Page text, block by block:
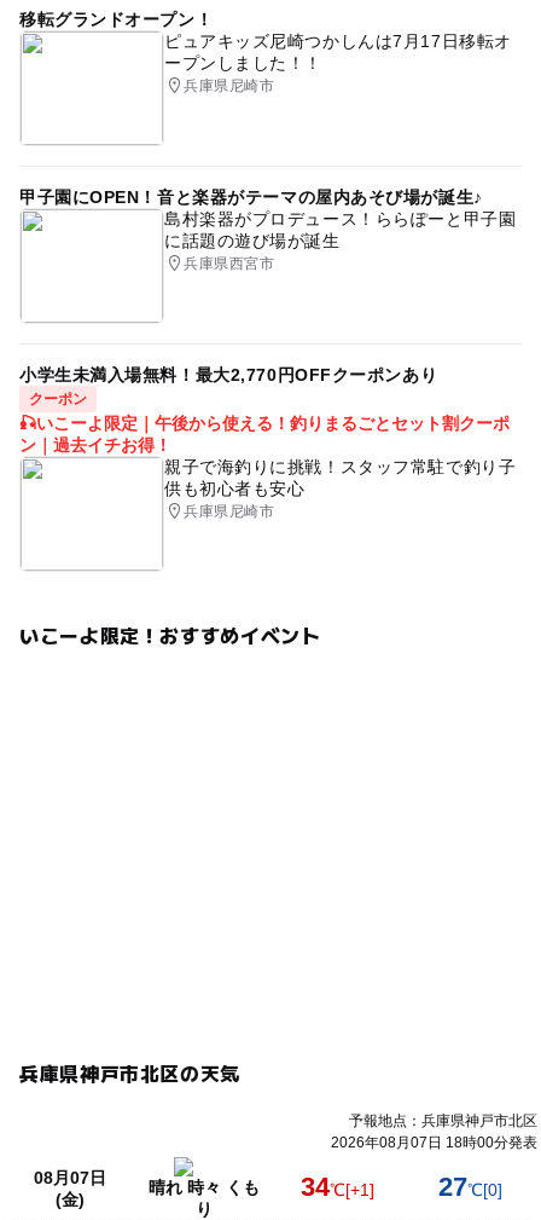
移転グランドオープン！
ピュアキッズ尼崎つかしんは7月17日移転オ
ープンしました！！
兵庫県尼崎市
甲子園にOPEN！音と楽器がテーマの屋内あそび場が誕生♪
島村楽器がプロデュース！ららぽーと甲子園
に話題の遊び場が誕生
兵庫県西宮市
小学生未満入場無料！最大2,770円OFFクーポンあり
クーポン
🎣いこーよ限定｜午後から使える！釣りまるごとセット割クーポ
ン｜過去イチお得！
親子で海釣りに挑戦！スタッフ常駐で釣り子
供も初心者も安心
兵庫県尼崎市
いこーよ限定！おすすめイベント
兵庫県神戸市北区の天気
予報地点：兵庫県神戸市北区
2026年08月07日 18時00分発表
08月07日
(金)
晴れ 時々 くも
り
34℃[+1] 27℃[0]